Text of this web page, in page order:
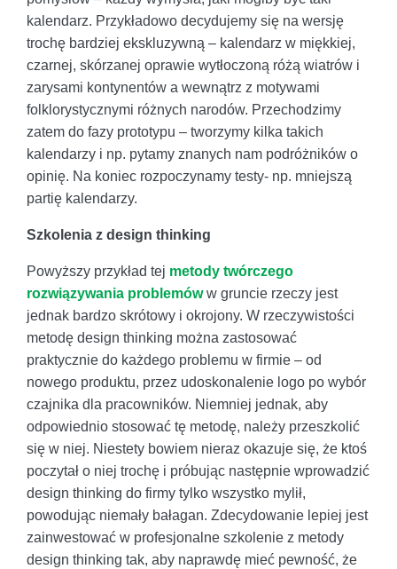
kalendarz. Przykładowo decydujemy się na wersję
trochę bardziej ekskluzywną – kalendarz w miękkiej,
czarnej, skórzanej oprawie wytłoczoną różą wiatrów i
zarysami kontynentów a wewnątrz z motywami
folklorystycznymi różnych narodów. Przechodzimy
zatem do fazy prototypu – tworzymy kilka takich
kalendarzy i np. pytamy znanych nam podróżników o
opinię. Na koniec rozpoczynamy testy- np. mniejszą
partię kalendarzy.
Szkolenia z design thinking
Powyższy przykład tej metody twórczego
rozwiązywania problemów w gruncie rzeczy jest
jednak bardzo skrótowy i okrojony. W rzeczywistości
metodę design thinking można zastosować
praktycznie do każdego problemu w firmie – od
nowego produktu, przez udoskonalenie logo po wybór
czajnika dla pracowników. Niemniej jednak, aby
odpowiednio stosować tę metodę, należy przeszkolić
się w niej. Niestety bowiem nieraz okazuje się, że ktoś
poczytał o niej trochę i próbując następnie wprowadzić
design thinking do firmy tylko wszystko mylił,
powodując niemały bałagan. Zdecydowanie lepiej jest
zainwestować w profesjonalne szkolenie z metody
design thinking tak, aby naprawdę mieć pewność, że